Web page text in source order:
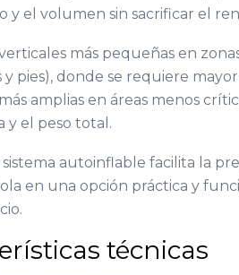
y el volumen sin sacrificar el
más pequeñas en
y pies), donde se requiere
amplias en áreas menos
y el peso total.
sistema autoinflable facilita la
en una opción práctica y
técnicas